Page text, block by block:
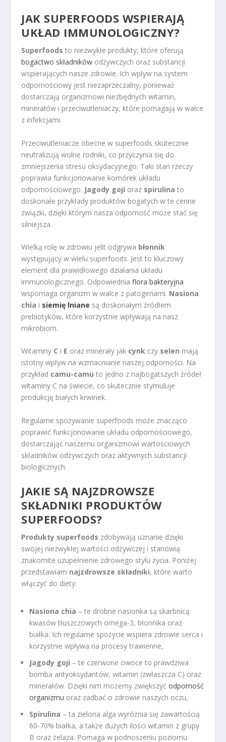
JAK SUPERFOODS WSPIERAJĄ
UKŁAD IMMUNOLOGICZNY?
Superfoods to niezwykłe produkty, które oferują
bogactwo składników odżywczych oraz substancji
wspierających nasze zdrowie. Ich wpływ na system
odpornościowy jest niezaprzeczalny, ponieważ
dostarczają organizmowi niezbędnych witamin,
minerałów i przeciwutleniaczy, które pomagają w walce
z infekcjami.
Przeciwutleniacze obecne w superfoods skutecznie
neutralizują wolne rodniki, co przyczynia się do
zmniejszenia stresu oksydacyjnego. Taki stan rzeczy
poprawia funkcjonowanie komórek układu
odpornościowego. Jagody goji oraz spirulina to
doskonałe przykłady produktów bogatych w te cenne
związki, dzięki którym nasza odporność może stać się
silniejsza.
Wielką rolę w zdrowiu jelit odgrywa błonnik
występujący w wielu superfoods. Jest to kluczowy
element dla prawidłowego działania układu
immunologicznego. Odpowiedniaflora bakteryjna
wspomaga organizm w walce z patogenami. Nasiona
chia i siemię lniane są doskonałym źródłem
prebiotyków, które korzystnie wpływają na nasz
mikrobiom.
Witaminy C i E oraz minerały jak cynk czy selen mają
istotny wpływ na wzmacnianie naszej odporności. Na
przykład camu-camu to jedno z najbogatszych źródeł
witaminy C na świecie, co skutecznie stymuluje
produkcję białych krwinek.
Regularne spożywanie superfoods może znacząco
poprawić funkcjonowanie układu odpornościowego,
dostarczając naszemu organizmowi wartościowych
składników odżywczych oraz aktywnych substancji
biologicznych.
JAKIE SĄ NAJZDROWSZE
SKŁADNIKI PRODUKTÓW
SUPERFOODS?
Produkty superfoods zdobywają uznanie dzięki
swojej niezwykłej wartości odżywczej i stanowią
znakomite uzupełnienie zdrowego stylu życia. Poniżej
przedstawiam najzdrowsze składniki, które warto
włączyć do diety:
Nasiona chia – te drobne nasionka są skarbnicą
kwasów tłuszczowych omega-3, błonnika oraz
białka. Ich regularne spożycie wspiera zdrowie serca i
korzystnie wpływa na procesy trawienne,
Jagody goji – te czerwone owoce to prawdziwa
bomba antyoksydantów, witamin (zwłaszcza C) oraz
minerałów. Dzięki nim możemy zwiększyćodporność
organizmu oraz zadbać o zdrowie naszych oczu,
Spirulina – ta zielona alga wyróżnia się zawartością
60-70% białka, a także dużych ilości witamin z grupy
B oraz żelaza. Pomaga w podnoszeniu poziomu